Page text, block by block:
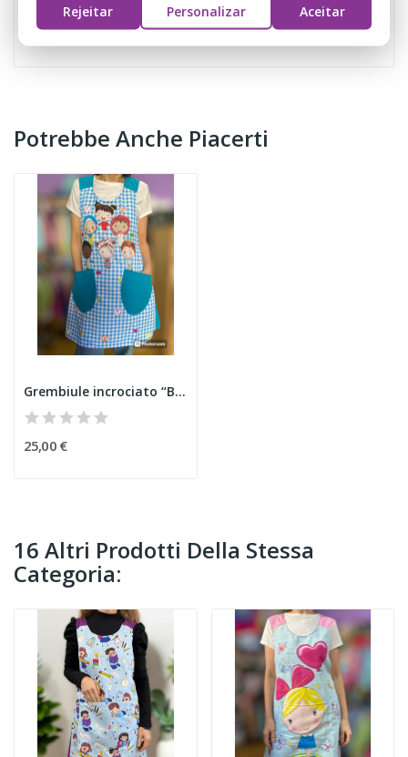
Riferimento
Potrebbe Anche Piacerti
Grembiule incrociato “Best Friends"
25,00 €
16 Altri Prodotti Della Stessa
Categoria:
Rejeitar
Personalizar Aceitar